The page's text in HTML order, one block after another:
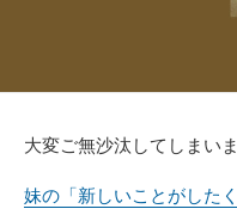
大変ご無沙汰してしまい
妹の「新しいことがした